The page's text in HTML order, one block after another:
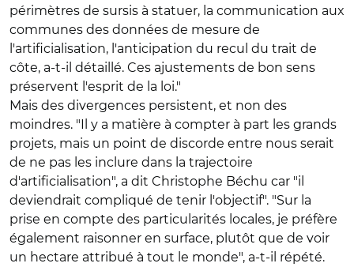
périmètres de sursis à statuer, la communication aux
communes des données de mesure de
l'artificialisation, l'anticipation du recul du trait de
côte, a-t-il détaillé. Ces ajustements de bon sens
préservent l'esprit de la loi."
Mais des divergences persistent, et non des
moindres. "Il y a matière à compter à part les grands
projets, mais un point de discorde entre nous serait
de ne pas les inclure dans la trajectoire
d'artificialisation", a dit Christophe Béchu car "il
deviendrait compliqué de tenir l'objectif". "Sur la
prise en compte des particularités locales, je préfère
également raisonner en surface, plutôt que de voir
un hectare attribué à tout le monde", a-t-il répété.